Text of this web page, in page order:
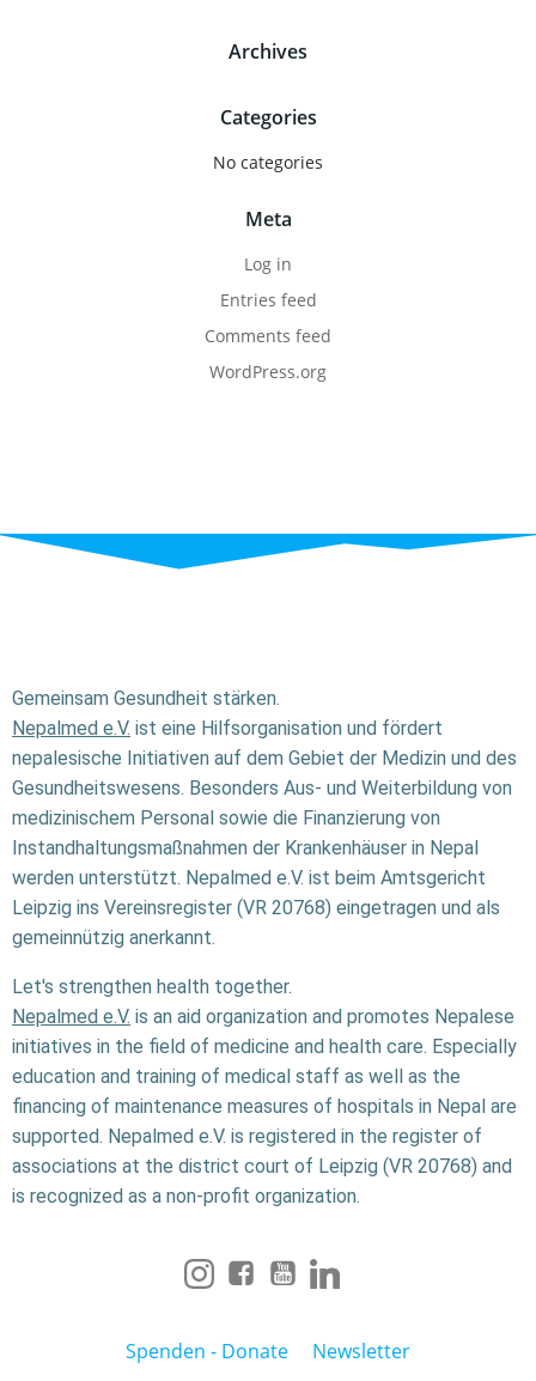
Archives
Categories
No categories
Meta
Log in
Entries feed
Comments feed
WordPress.org
Gemeinsam Gesundheit stärken.
Nepalmed e.V. ist eine Hilfsorganisation und fördert
nepalesische Initiativen auf dem Gebiet der Medizin und des
Gesundheitswesens. Besonders Aus- und Weiterbildung von
medizinischem Personal sowie die Finanzierung von
Instandhaltungsmaßnahmen der Krankenhäuser in Nepal
werden unterstützt. Nepalmed e.V. ist beim Amtsgericht
Leipzig ins Vereinsregister (VR 20768) eingetragen und als
gemeinnützig anerkannt.
Let's strengthen health together.
Nepalmed e.V. is an aid organization and promotes Nepalese
initiatives in the field of medicine and health care. Especially
education and training of medical staff as well as the
financing of maintenance measures of hospitals in Nepal are
supported. Nepalmed e.V. is registered in the register of
associations at the district court of Leipzig (VR 20768) and
is recognized as a non-profit organization.
Spenden - Donate Newsletter